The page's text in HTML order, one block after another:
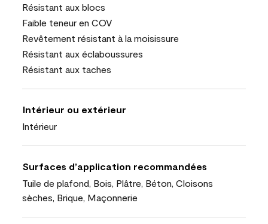
Résistant aux blocs
Faible teneur en COV
Revêtement résistant à la moisissure
Résistant aux éclaboussures
Résistant aux taches
Intérieur ou extérieur
Intérieur
Surfaces d’application recommandées
Tuile de plafond, Bois, Plâtre, Béton, Cloisons
sèches, Brique, Maçonnerie